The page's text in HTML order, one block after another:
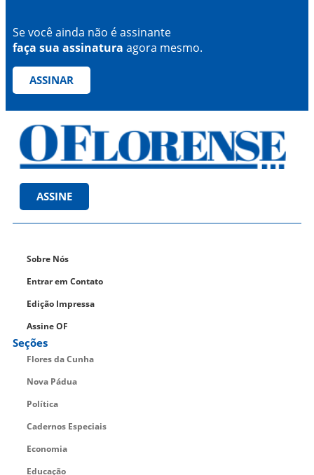
Se você ainda não é assinante
faça sua assinatura agora mesmo.
ASSINAR
ASSINE
Sobre Nós
Entrar em Contato
Edição Impressa
Assine OF
Seções
Flores da Cunha
Nova Pádua
Política
Cadernos Especiais
Economia
Educação